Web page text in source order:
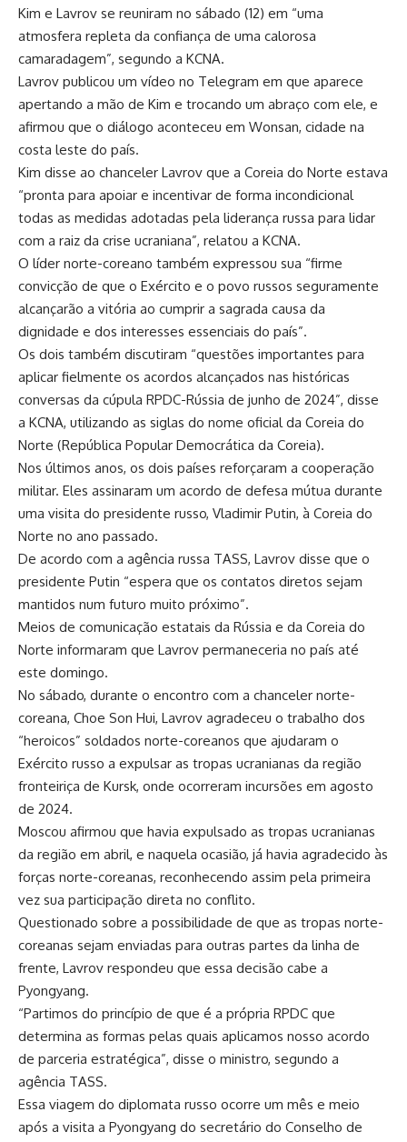
Kim e Lavrov se reuniram no sábado (12) em “uma
atmosfera repleta da confiança de uma calorosa
camaradagem”, segundo a KCNA.
Lavrov publicou um vídeo no Telegram em que aparece
apertando a mão de Kim e trocando um abraço com ele, e
afirmou que o diálogo aconteceu em Wonsan, cidade na
costa leste do país.
Kim disse ao chanceler Lavrov que a Coreia do Norte estava
“pronta para apoiar e incentivar de forma incondicional
todas as medidas adotadas pela liderança russa para lidar
com a raiz da crise ucraniana”, relatou a KCNA.
O líder norte-coreano também expressou sua “firme
convicção de que o Exército e o povo russos seguramente
alcançarão a vitória ao cumprir a sagrada causa da
dignidade e dos interesses essenciais do país”.
Os dois também discutiram “questões importantes para
aplicar fielmente os acordos alcançados nas históricas
conversas da cúpula RPDC-Rússia de junho de 2024”, disse
a KCNA, utilizando as siglas do nome oficial da Coreia do
Norte (República Popular Democrática da Coreia).
Nos últimos anos, os dois países reforçaram a cooperação
militar. Eles assinaram um acordo de defesa mútua durante
uma visita do presidente russo, Vladimir Putin, à Coreia do
Norte no ano passado.
De acordo com a agência russa TASS, Lavrov disse que o
presidente Putin “espera que os contatos diretos sejam
mantidos num futuro muito próximo”.
Meios de comunicação estatais da Rússia e da Coreia do
Norte informaram que Lavrov permaneceria no país até
este domingo.
No sábado, durante o encontro com a chanceler norte-
coreana, Choe Son Hui, Lavrov agradeceu o trabalho dos
“heroicos” soldados norte-coreanos que ajudaram o
Exército russo a expulsar as tropas ucranianas da região
fronteiriça de Kursk, onde ocorreram incursões em agosto
de 2024.
Moscou afirmou que havia expulsado as tropas ucranianas
da região em abril, e naquela ocasião, já havia agradecido às
forças norte-coreanas, reconhecendo assim pela primeira
vez sua participação direta no conflito.
Questionado sobre a possibilidade de que as tropas norte-
coreanas sejam enviadas para outras partes da linha de
frente, Lavrov respondeu que essa decisão cabe a
Pyongyang.
“Partimos do princípio de que é a própria RPDC que
determina as formas pelas quais aplicamos nosso acordo
de parceria estratégica”, disse o ministro, segundo a
agência TASS.
Essa viagem do diplomata russo ocorre um mês e meio
após a visita a Pyongyang do secretário do Conselho de